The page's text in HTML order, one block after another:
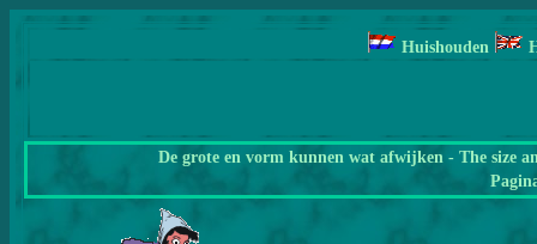
Huishouden
De grote en vorm kunnen wat afwijken - The size